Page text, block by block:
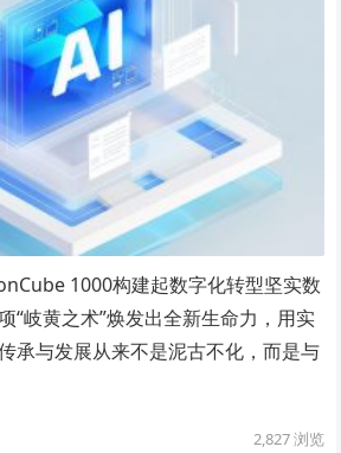
1000构建起数字化转型坚实数
“岐黄之术”焕发出全新生命力，用实
承与发展从来不是泥古不化，而是与
2,827浏览